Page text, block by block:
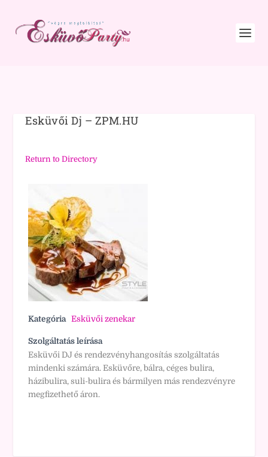
Esküvői Dj – ZPM.HU
Return to Directory
Kategória Esküvői zenekar
Szolgáltatás leírása
Esküvői DJ és rendezvényhangosítás szolgáltatás
mindenki számára. Esküvőre, bálra, céges bulira,
házibulira, suli-bulira és bármilyen más rendezvényre
megfizethető áron.